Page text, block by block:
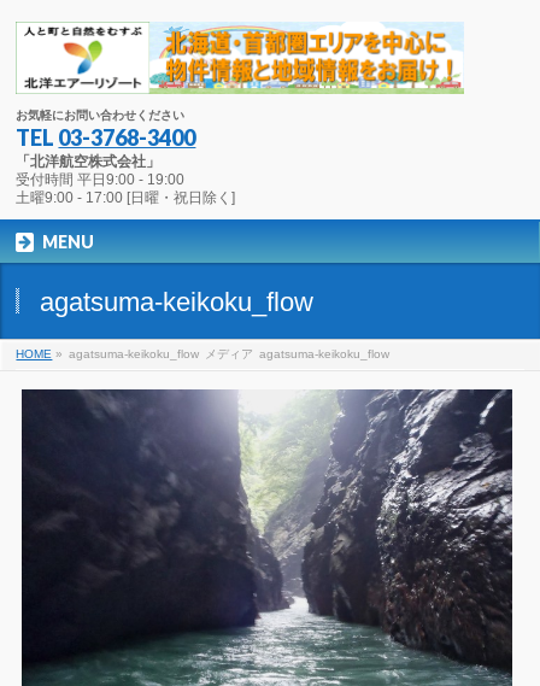
お気軽にお問い合わせください
TEL 03-3768-3400
「北洋航空株式会社」
受付時間 平日9:00 - 19:00
土曜9:00 - 17:00 [日曜・祝日除く]
MENU
agatsuma-keikoku_flow
HOME » agatsuma-keikoku_flow メディア agatsuma-keikoku_flow